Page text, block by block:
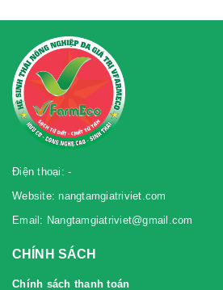
Điện thoại: -
Website: nangtamgiatriviet.com
Email: Nangtamgiatriviet@gmail.com
CHÍNH SÁCH
Chính sách thanh toán